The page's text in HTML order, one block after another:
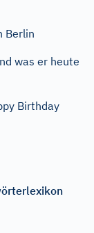
Berlin
was er heute
Birthday